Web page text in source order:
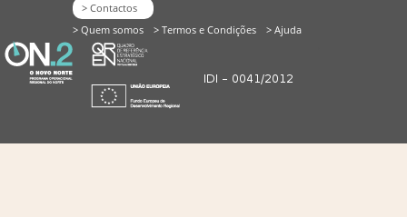
> Contactos
> Quem somos
> Termos e Condições > Ajuda